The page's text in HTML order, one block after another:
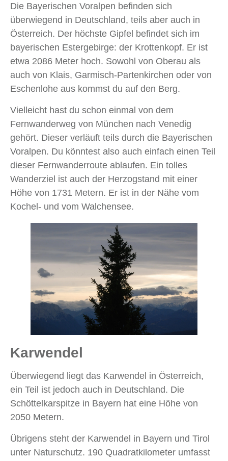
Die Bayerischen Voralpen befinden sich
überwiegend in Deutschland, teils aber auch in
Österreich. Der höchste Gipfel befindet sich im
bayerischen Estergebirge: der Krottenkopf. Er ist
etwa 2086 Meter hoch. Sowohl von Oberau als
auch von Klais, Garmisch-Partenkirchen oder von
Eschenlohe aus kommst du auf den Berg.
Vielleicht hast du schon einmal von dem
Fernwanderweg von München nach Venedig
gehört. Dieser verläuft teils durch die Bayerischen
Voralpen. Du könntest also auch einfach einen Teil
dieser Fernwanderroute ablaufen. Ein tolles
Wanderziel ist auch der Herzogstand mit einer
Höhe von 1731 Metern. Er ist in der Nähe vom
Kochel- und vom Walchensee.
Karwendel
Überwiegend liegt das Karwendel in Österreich,
ein Teil ist jedoch auch in Deutschland. Die
Schöttelkarspitze in Bayern hat eine Höhe von
2050 Metern.
Übrigens steht der Karwendel in Bayern und Tirol
unter Naturschutz. 190 Quadratkilometer umfasst